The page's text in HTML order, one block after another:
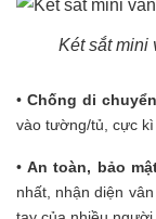
Két sắt mini
• Chống di chuyển
vào tường/tủ, cực kì
• An toàn, bảo
nhất, nhận diện